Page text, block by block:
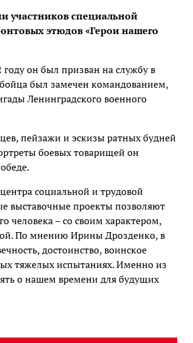
участников специальной
этюдов «Герои нашего
он был призван на службу в
был замечен командованием,
Ленинградского военного
пейзажи и эскизы ратных будней
боевых товарищей он
социальной и трудовой
выставочные проекты позволяют
человека – со своим характером,
По мнению Ирины Дрозденко, в
достоинство, воинское
тяжелых испытаниях. Именно из
о нашем времени для будущих